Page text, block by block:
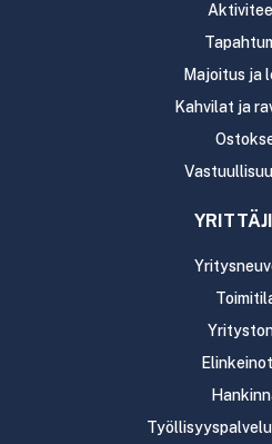
Majoitus ja
Kahvilat ja